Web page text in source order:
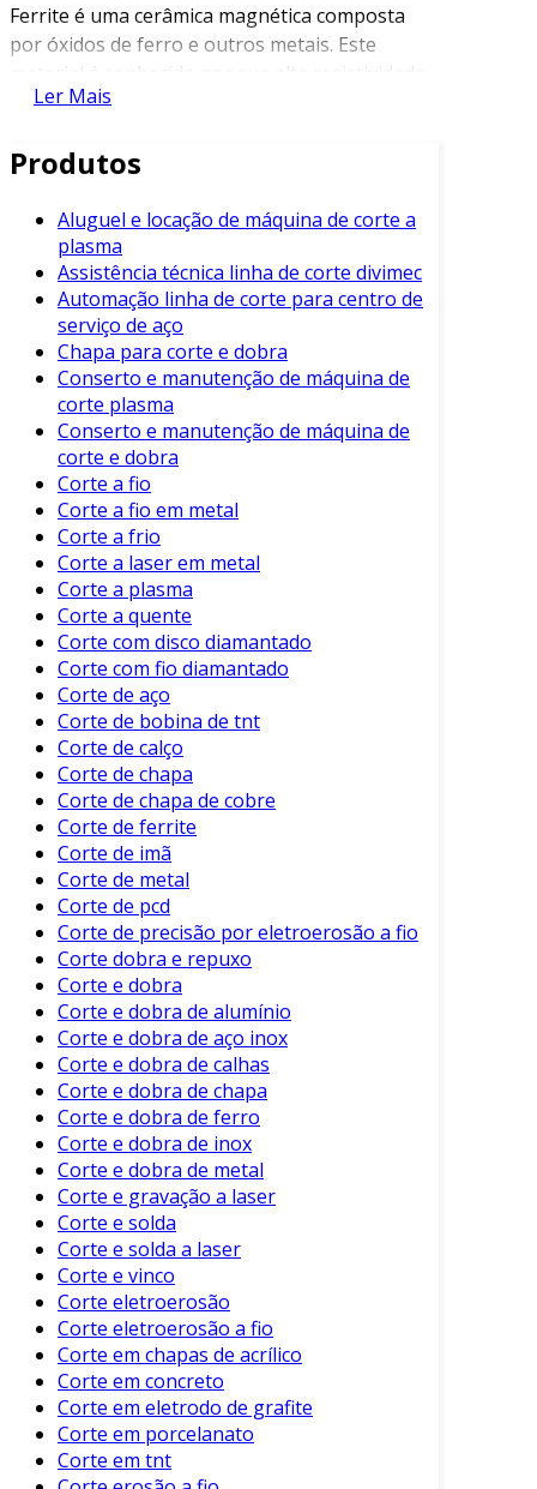
Ferrite é uma cerâmica magnética composta
por óxidos de ferro e outros metais. Este
material é conhecido por sua alta resistividade
elétrica e baixa perda magnética.
componentes que operam em altas
Adicionalmente, o ferrite é uma escolha
popular para substituir metais
ferromagnéticos em muitos casos,
especialmente quando a eficiência energética é
uma prioridade. Por causa dessas
características, muitas indústrias têm buscado
cortes especializados desse material para
atender a suas necessidades.
Vantagens do Corte de Ferrite
O corte de ferrite apresenta diversas
vantagens em comparação a outros métodos
de corte e materiais. Aqui estão alguns dos
benefícios mais relevantes:
Precisão: O corte em alta precisão
minimiza desgastes e perdas de material.
Eficiência Energética: Minimiza as perdas
magnéticas, aumentando a eficiência dos
componentes.
Versatilidade: Pode ser aplicado em
formatos variados para diferentes
aplicações, como indutores e
transformadores.
Custo-efetividade: Embora o
investimento inicial seja considerável, a
durabilidade do material reduz custos a
longo prazo.
Além dos benefícios mencionados, o corte de
ferrite também se destaca na produção em
larga escala. Isso possibilita a fabricação de
componentes consistentes e de qualidade,
exigidas em produtos eletrônicos.
Processos de Corte
O corte de ferrite pode ser realizado através de
diferentes métodos. Os principais incluem:
Corte a Laser: Oferece precisão e cortes
limpos. É adequado para formas
complexas.
Corte Mecânico
Ler Mais
Produtos
Aluguel e locação de máquina de corte a
plasma
Assistência técnica linha de corte divimec
Automação linha de corte para centro de
serviço de aço
Chapa para corte e dobra
Conserto e manutenção de máquina de
corte plasma
Conserto e manutenção de máquina de
corte e dobra
Corte a fio
Corte a fio em metal
Corte a frio
Corte a laser em metal
Corte a plasma
Corte a quente
Corte com disco diamantado
Corte com fio diamantado
Corte de aço
Corte de bobina de tnt
Corte de calço
Corte de chapa
Corte de chapa de cobre
Corte de ferrite
Corte de imã
Corte de metal
Corte de pcd
Corte de precisão por eletroerosão a fio
Corte dobra e repuxo
Corte e dobra
Corte e dobra de alumínio
Corte e dobra de aço inox
Corte e dobra de calhas
Corte e dobra de chapa
Corte e dobra de ferro
Corte e dobra de inox
Corte e dobra de metal
Corte e gravação a laser
Corte e solda
Corte e solda a laser
Corte e vinco
Corte eletroerosão
Corte eletroerosão a fio
Corte em chapas de acrílico
Corte em concreto
Corte em eletrodo de grafite
Corte em porcelanato
Corte em tnt